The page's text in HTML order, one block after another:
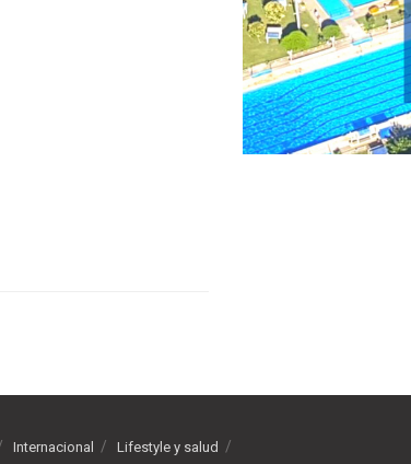
Internacional
Lifestyle y salud